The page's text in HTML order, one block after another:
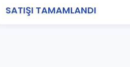
SATIŞI TAMAMLANDI